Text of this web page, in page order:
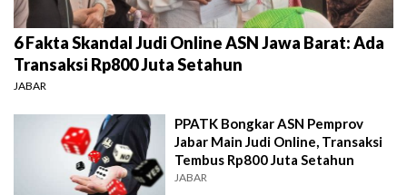
6 Fakta Skandal Judi Online ASN Jawa Barat: Ada
Transaksi Rp800 Juta Setahun
JABAR
PPATK Bongkar ASN Pemprov
Jabar Main Judi Online, Transaksi
Tembus Rp800 Juta Setahun
JABAR